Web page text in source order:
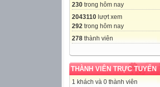
230 trong hôm nay
2043110 lượt xem
292 trong hôm nay
278 thành viên
THÀNH VIÊN TRỰC TUYẾN
1 khách và 0 thành viên